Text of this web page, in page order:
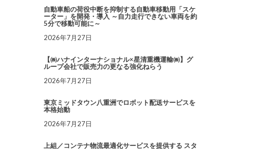
自動車船の荷役中断を抑制する自動車移動用「スケ
ーター」を開発・導入 ～自力走行できない車両を約
5分で移動可能に～
2026年7月27日
【㈱ハナインターナショナル×星清重機運輸㈱】グ
ループ会社で販売力の更なる強化ねらう
2026年7月27日
東京ミッドタウン八重洲でロボット配送サービスを
本格始動
2026年7月27日
上組／コンテナ物流最適化サービスを提供する スタ